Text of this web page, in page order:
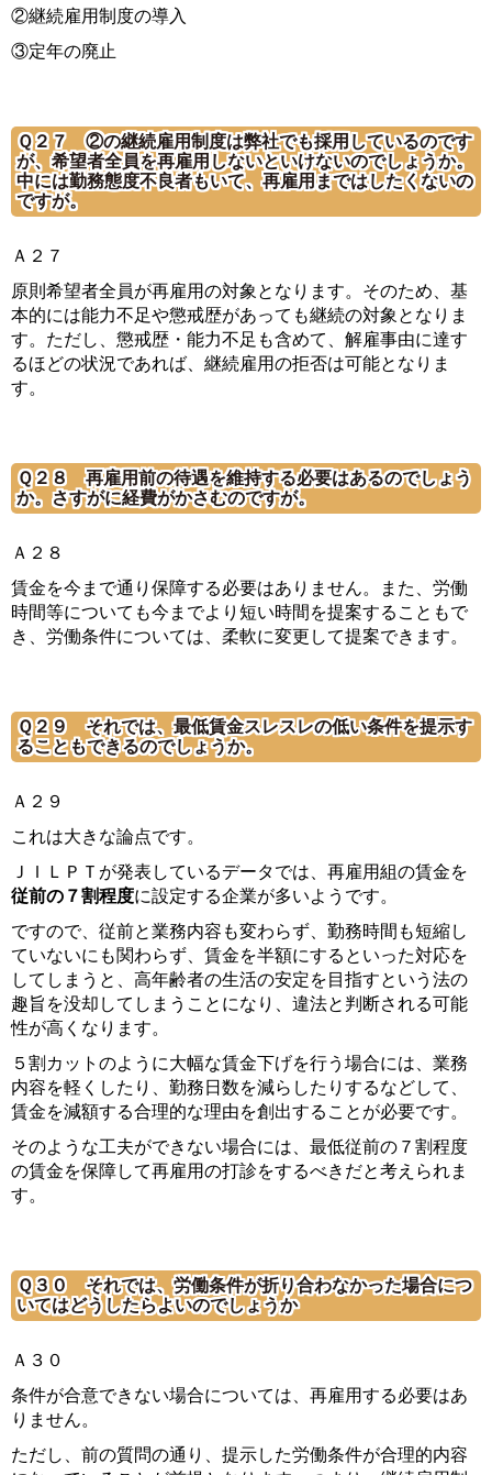
②継続雇用制度の導入
③定年の廃止
Ｑ２７ ②の継続雇用制度は弊社でも採用しているのです
が、希望者全員を再雇用しないといけないのでしょうか。
中には勤務態度不良者もいて、再雇用まではしたくないの
ですが。
Ａ２７
原則希望者全員が再雇用の対象となります。そのため、基
本的には能力不足や懲戒歴があっても継続の対象となりま
す。ただし、懲戒歴・能力不足も含めて、解雇事由に達す
るほどの状況であれば、継続雇用の拒否は可能となりま
す。
Ｑ２８ 再雇用前の待遇を維持する必要はあるのでしょう
か。さすがに経費がかさむのですが。
Ａ２８
賃金を今まで通り保障する必要はありません。また、労働
時間等についても今までより短い時間を提案することもで
き、労働条件については、柔軟に変更して提案できます。
Ｑ２９ それでは、最低賃金スレスレの低い条件を提示す
ることもできるのでしょうか。
Ａ２９
これは大きな論点です。
ＪＩＬＰＴが発表しているデータでは、再雇用組の賃金を
従前の７割程度に設定する企業が多いようです。
ですので、従前と業務内容も変わらず、勤務時間も短縮し
ていないにも関わらず、賃金を半額にするといった対応を
してしまうと、高年齢者の生活の安定を目指すという法の
趣旨を没却してしまうことになり、違法と判断される可能
性が高くなります。
５割カットのように大幅な賃金下げを行う場合には、業務
内容を軽くしたり、勤務日数を減らしたりするなどして、
賃金を減額する合理的な理由を創出することが必要です。
そのような工夫ができない場合には、最低従前の７割程度
の賃金を保障して再雇用の打診をするべきだと考えられま
す。
Ｑ３０ それでは、労働条件が折り合わなかった場合につ
いてはどうしたらよいのでしょうか
Ａ３０
条件が合意できない場合については、再雇用する必要はあ
りません。
ただし、前の質問の通り、提示した労働条件が合理的内容